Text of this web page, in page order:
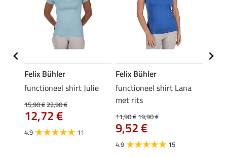
Felix Bühler
functioneel shirt Julie
15,90 €22,90 €
12,72 €
4.9 11
Felix Bühler
functioneel shirt Lana
met rits
11,90 €19,90 €
9,52 €
4.9 15